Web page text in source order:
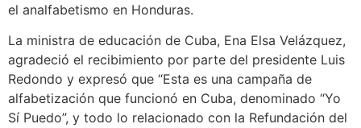
el analfabetismo en Honduras.
La ministra de educación de Cuba, Ena Elsa Velázquez,
agradeció el recibimiento por parte del presidente Luis
Redondo y expresó que “Esta es una campaña de
alfabetización que funcionó en Cuba, denominado “Yo
Sí Puedo”, y todo lo relacionado con la Refundación del